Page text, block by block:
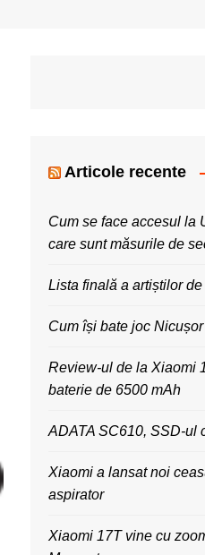
Articole recente
Cum se face accesul la
care sunt măsurile de
Lista finală a artiștilor
Cum își bate joc
Review-ul de la Xiaomi
baterie de 6500 mAh
ADATA SC610, SSD-ul
Xiaomi a lansat noi
aspirator
Xiaomi 17T vine cu